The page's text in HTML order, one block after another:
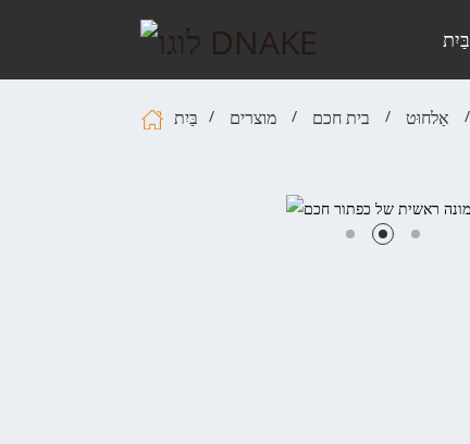
בַּיִת
בַּיִת מוצרים בית חכם אַלחוּט